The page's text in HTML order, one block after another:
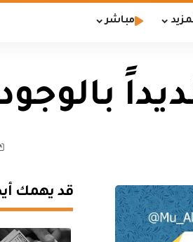
مباشر
قد يهمك